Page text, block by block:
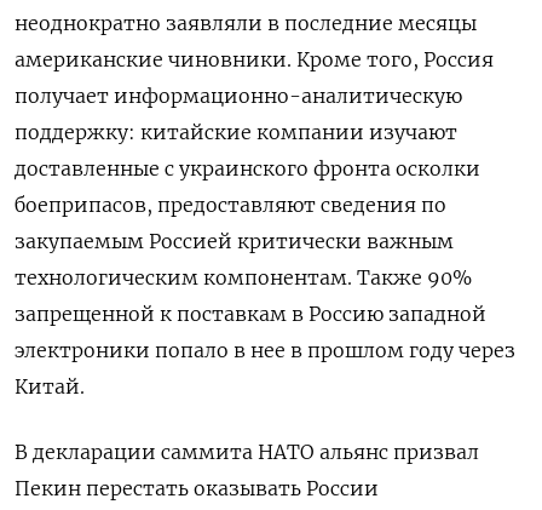
неоднократно заявляли в последние месяцы
американские чиновники. Кроме того, Россия
получает информационно-аналитическую
поддержку: китайские компании изучают
доставленные с украинского фронта осколки
боеприпасов, предоставляют сведения по
закупаемым Россией критически важным
технологическим компонентам. Также 90%
запрещенной к поставкам в Россию западной
электроники попало в нее в прошлом году через
Китай.
В декларации саммита НАТО альянс призвал
Пекин перестать оказывать России